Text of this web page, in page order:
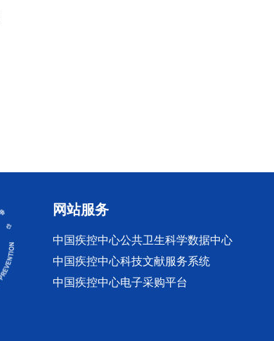
网站服务
中国疾控中心公共卫生科学数据中心
中国疾控中心科技文献服务系统
中国疾控中心电子采购平台